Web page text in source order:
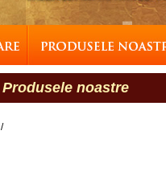
Produsele noastre
/